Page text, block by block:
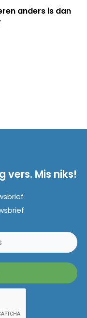
anders is dan
vers. Mis niks!